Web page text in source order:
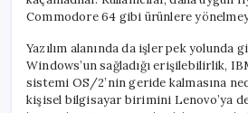
Commodore 64 gibi ürünlere
Yazılım alanında da işler pek yolunda
Windows’un sağladığı erişilebilirlik,
sistemi OS/2’nin geride kalmasına
kişisel bilgisayar birimini Lenovo’ya